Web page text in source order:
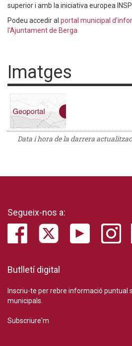
superior i amb la iniciativa europea
Podeu accedir al portal municipal
l'Ajuntament de Berga
Imatges
Data i hora de la darrera
Segueix-nos a:
Butlletí digital
Inscriu-te per rebre informació puntual
municipals.
Subscriure'm